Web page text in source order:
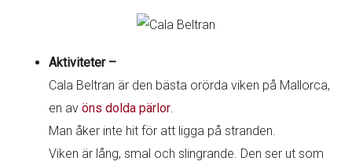
Aktiviteter –
Cala Beltran är den bästa orörda viken på Mallorca,
en avöns dolda pärlor.
Man åker inte hit för att ligga på stranden.
Viken är lång, smal och slingrande. Den ser ut som